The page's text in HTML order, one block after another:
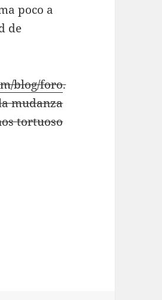
poco a
de
blog/foro.
mudanza
tortuoso